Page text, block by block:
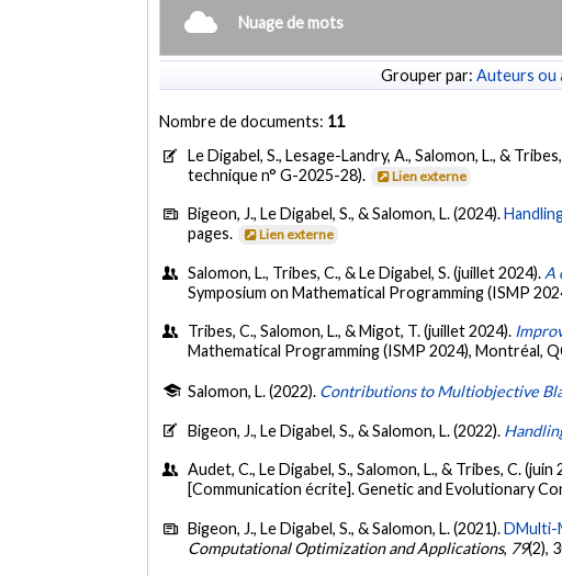
Nuage de mots
Grouper par: Auteurs ou
Nombre de documents: 11
Le Digabel, S., Lesage-Landry, A., Salomon, L., &
technique n° G-2025-28).
Lien externe
Bigeon, J., Le Digabel, S., & Salomon, L. (2024).
pages.
Lien externe
Salomon, L., Tribes, C., & Le Digabel, S. (juillet 2024). A
Symposium on Mathematical Programming (ISMP
Tribes, C., Salomon, L., & Migot, T. (juillet 2024).
Mathematical Programming (ISMP 2024), Montréal,
Salomon, L. (2022). Contributions to Multiobjective
Bigeon, J., Le Digabel, S., & Salomon, L. (2022).
Audet, C., Le Digabel, S., Salomon, L., & Tribes, C. (juin
[Communication écrite]. Genetic and Evolutionary
Bigeon, J., Le Digabel, S., & Salomon, L. (2021).DMulti-
Computational Optimization and Applications, 79(2),